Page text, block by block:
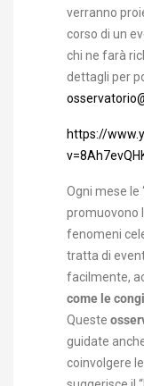
verranno
corso di un
chi ne farà
dettagli per
https://
Ogni mese le
promuovono
fenomeni
tratta di
facilmente,
come le
Queste
guidate
coinvolgere